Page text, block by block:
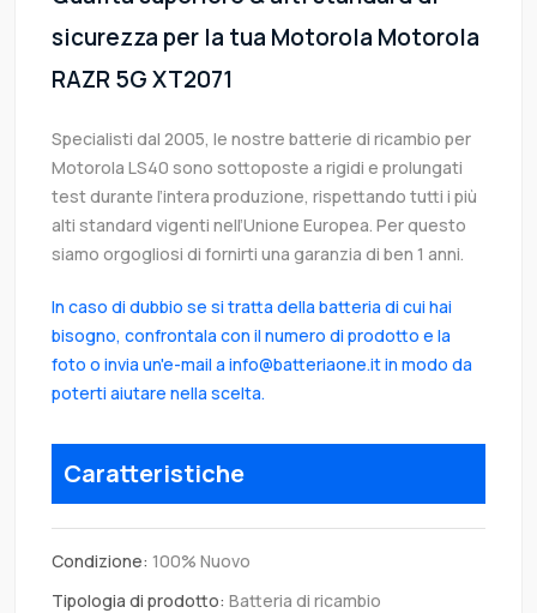
sicurezza per la tua Motorola Motorola
RAZR 5G XT2071
Specialisti dal 2005, le nostre batterie di ricambio per
Motorola LS40 sono sottoposte a rigidi e prolungati
test durante l’intera produzione, rispettando tutti i più
alti standard vigenti nell’Unione Europea. Per questo
siamo orgogliosi di fornirti una garanzia di ben 1 anni.
In caso di dubbio se si tratta della batteria di cui hai
bisogno, confrontala con il numero di prodotto e la
foto o invia un'e-mail a info@batteriaone.it in modo da
poterti aiutare nella scelta.
Caratteristiche
Condizione: 100% Nuovo
Tipologia di prodotto: Batteria di ricambio